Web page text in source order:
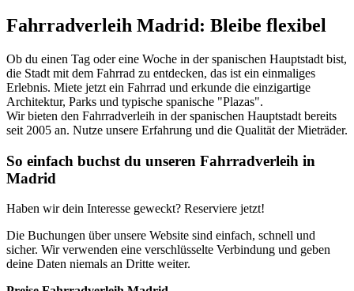
Fahrradverleih Madrid: Bleibe flexibel
Ob du einen Tag oder eine Woche in der spanischen Hauptstadt bist,
die Stadt mit dem Fahrrad zu entdecken, das ist ein einmaliges
Erlebnis. Miete jetzt ein Fahrrad und erkunde die einzigartige
Architektur, Parks und typische spanische "Plazas".
Wir bieten den Fahrradverleih in der spanischen Hauptstadt bereits
seit 2005 an. Nutze unsere Erfahrung und die Qualität der Mieträder.
So einfach buchst du unseren Fahrradverleih in
Madrid
Haben wir dein Interesse geweckt? Reserviere jetzt!
Die Buchungen über unsere Website sind einfach, schnell und
sicher. Wir verwenden eine verschlüsselte Verbindung und geben
deine Daten niemals an Dritte weiter.